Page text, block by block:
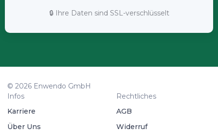
🔒 Ihre Daten sind SSL-verschlüsselt
© 2026 Enwendo GmbH
Infos
Karriere
Über Uns
Rechtliches
AGB
Widerruf